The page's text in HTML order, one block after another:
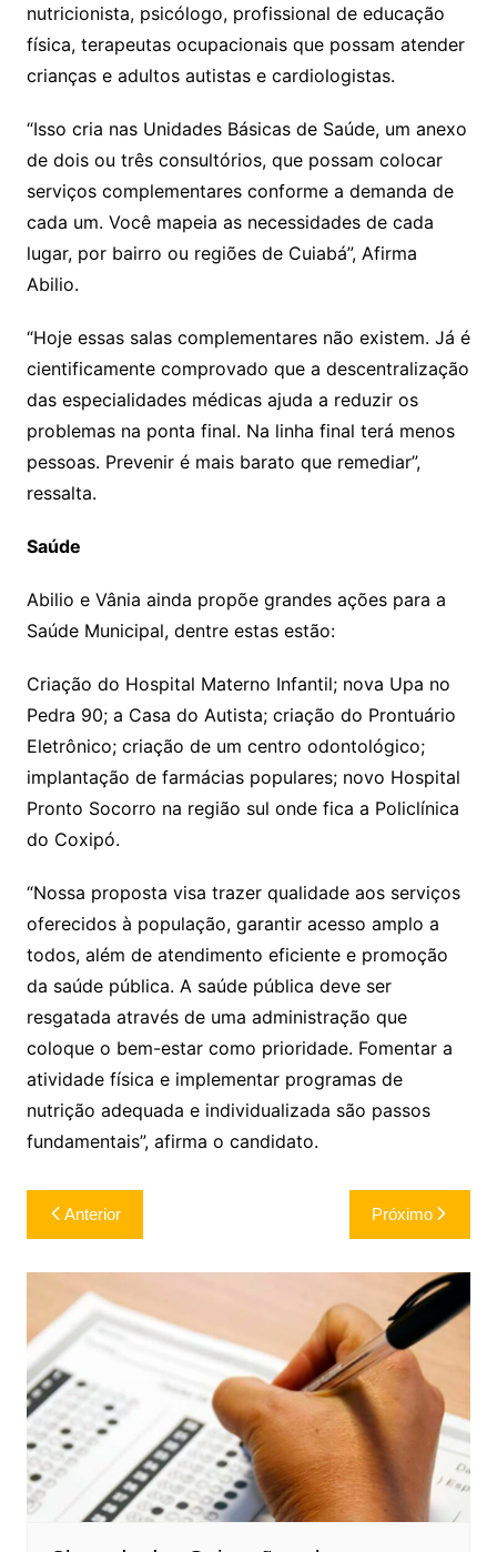
nutricionista, psicólogo, profissional de educação
física, terapeutas ocupacionais que possam atender
crianças e adultos autistas e cardiologistas.
“Isso cria nas Unidades Básicas de Saúde, um anexo
de dois ou três consultórios, que possam colocar
serviços complementares conforme a demanda de
cada um. Você mapeia as necessidades de cada
lugar, por bairro ou regiões de Cuiabá”, Afirma
Abilio.
“Hoje essas salas complementares não existem. Já é
cientificamente comprovado que a descentralização
das especialidades médicas ajuda a reduzir os
problemas na ponta final. Na linha final terá menos
pessoas. Prevenir é mais barato que remediar”,
ressalta.
Saúde
Abilio e Vânia ainda propõe grandes ações para a
Saúde Municipal, dentre estas estão:
Criação do Hospital Materno Infantil; nova Upa no
Pedra 90; a Casa do Autista; criação do Prontuário
Eletrônico; criação de um centro odontológico;
implantação de farmácias populares; novo Hospital
Pronto Socorro na região sul onde fica a Policlínica
do Coxipó.
“Nossa proposta visa trazer qualidade aos serviços
oferecidos à população, garantir acesso amplo a
todos, além de atendimento eficiente e promoção
da saúde pública. A saúde pública deve ser
resgatada através de uma administração que
coloque o bem-estar como prioridade. Fomentar a
atividade física e implementar programas de
nutrição adequada e individualizada são passos
fundamentais”, afirma o candidato.
Navegação
de
Post
Anterior Próximo